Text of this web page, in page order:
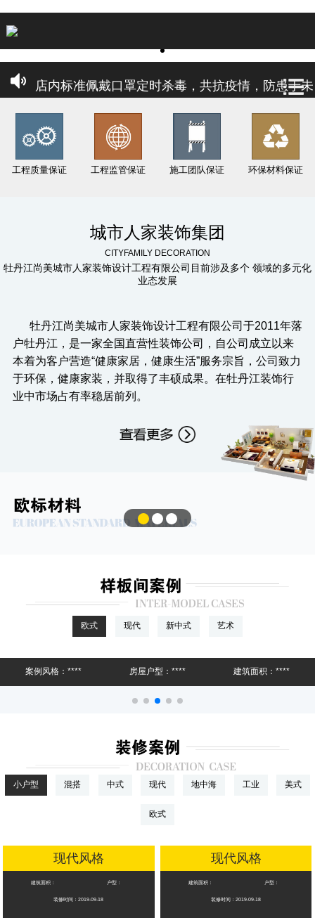
1 2
店内标准佩戴口罩定时杀毒，共抗疫情，防患于未
然，
专享量身定做设计
专业大宅设计、高端设计、高端施工、一线城市品
牡丹江城市人家 十年耕耘 更懂丹江 更懂你
2020年，工艺材料升级“更环保、更健康、性价比
店内标准佩戴口罩定时杀毒，共抗疫情，防患于未
签单享重磅豪礼
健康 环保 品质 绿色 装修
2020年，工艺材料升级“更环保、更健康、性价比
专享量身定做设计
工程质量保证 工程监管保证 施工团队保证 环保材料保证
城市人家装饰集团
CITYFAMILY DECORATION
牡丹江尚美城市人家装饰设计工程有限公司目前涉及多个 领域的多元化
业态发展
牡丹江尚美城市人家装饰设计工程有限公司于2011年落
户牡丹江，是一家全国直营性装饰公司，自公司成立以来
本着为客户营造“健康家居，健康生活”服务宗旨，公司致力
于环保，健康家装，并取得了丰硕成果。在牡丹江装饰行
业中市场占有率稳居前列。
欧式 现代 新中式 艺术
案例风格：**** 房屋户型：**** 建筑面积：****
小户型 混搭 中式 现代 地中海 工业 美式
欧式
现代风格
建筑面积： 户型：
装修时间：2019-09-18
现代风格
建筑面积： 户型：
装修时间：2019-09-18